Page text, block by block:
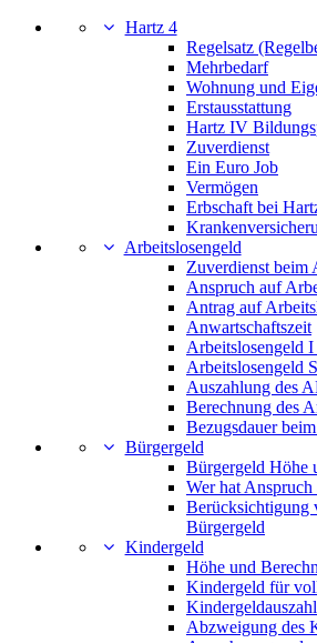
Hartz 4
Regelsatz
Mehrbedarf
Wohnung und
Erstausstattung
Hartz IV
Zuverdienst
Ein Euro Job
Vermögen
Erbschaft bei
Arbeitslosengeld
Zuverdienst beim
Anspruch auf
Antrag auf
Anwartschaftszeit
Arbeitslosengeld
Arbeitslosengeld
Auszahlung des
Berechnung des
Bezugsdauer
Bürgergeld
Bürgergeld Höhe
Wer hat
Berücksichtigung
Bürgergeld
Kindergeld
Höhe und
Kindergeld für
Abzweigung des